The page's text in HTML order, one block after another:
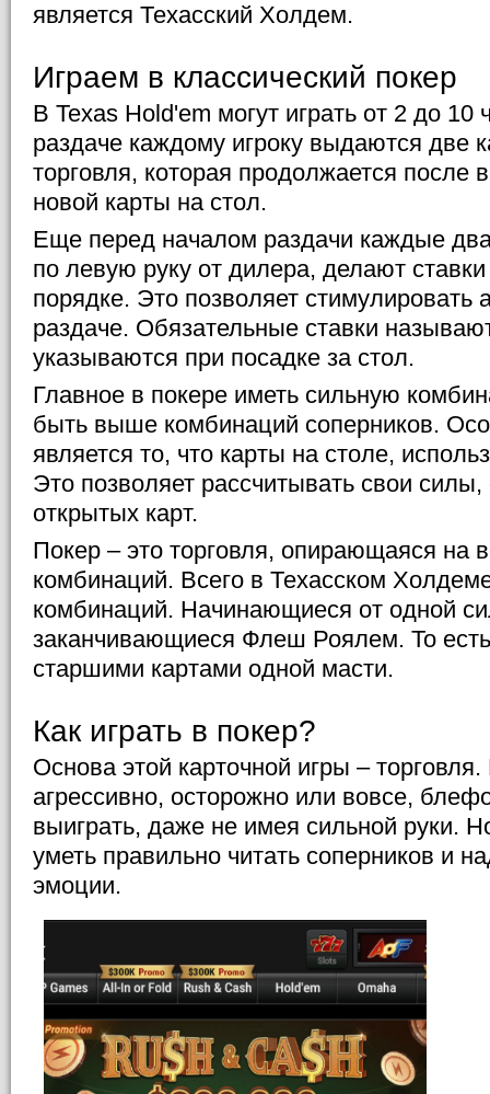
является Техасский Холдем.
Играем в классический покер
В Texas Hold'em могут играть от 2 до 10
раздаче каждому игроку выдаются две
торговля, которая продолжается
новой карты на стол.
Еще перед началом раздачи каждые
по левую руку от дилера, делают
порядке. Это позволяет стимулировать
раздаче. Обязательные ставки
указываются при посадке за стол.
Главное в покере иметь сильную
быть выше комбинаций соперников.
является то, что карты на столе,
Это позволяет рассчитывать свои силы,
открытых карт.
Покер – это торговля, опирающаяся на
комбинаций. Всего в Техасском
комбинаций. Начинающиеся от одной
заканчивающиеся Флеш Роялем. То
старшими картами одной масти.
Как играть в покер?
Основа этой карточной игры –
агрессивно, осторожно или вовсе,
выиграть, даже не имея сильной руки.
уметь правильно читать соперников и
эмоции.